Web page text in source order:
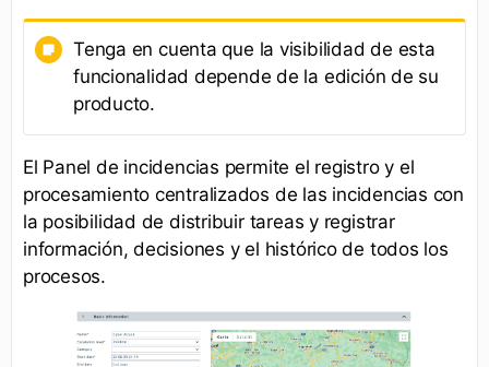
Tenga en cuenta que la visibilidad de esta
funcionalidad depende de la edición de su
producto.
El Panel de incidencias permite el registro y el
procesamiento centralizados de las incidencias con
la posibilidad de distribuir tareas y registrar
información, decisiones y el histórico de todos los
procesos.